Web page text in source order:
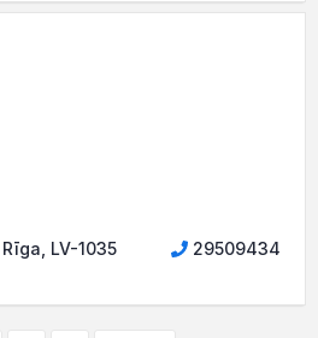
LV-1035 29509434